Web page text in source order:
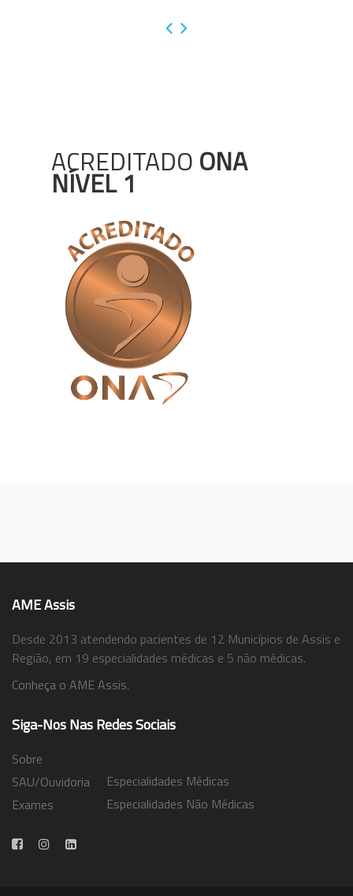
ACREDITADO ONA
NÍVEL 1
AME Assis
Desde 2013 atendendo pacientes de 12 Municípios de Assis e
Região, em 19 especialidades médicas e 5 não médicas.
Conheça o AME Assis.
Siga-Nos Nas Redes Sociais
Sobre
SAU/Ouvidoria
Exames
Especialidades Médicas
Especialidades Não Médicas